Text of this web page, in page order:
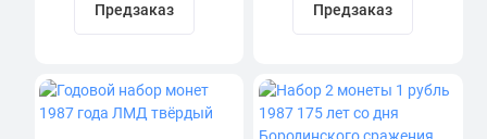
Предзаказ Предзаказ